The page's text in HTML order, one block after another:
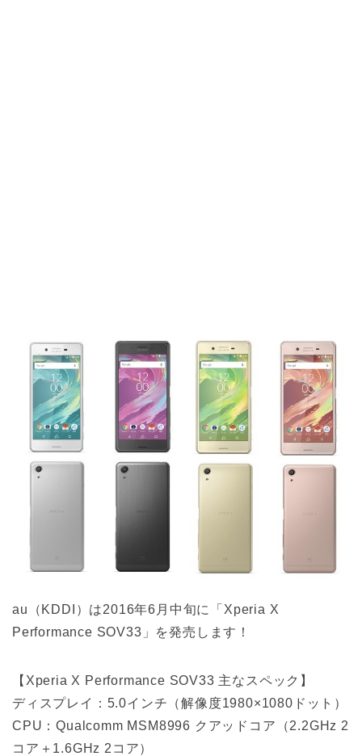
au（KDDI）は2016年6月中旬に「Xperia X
Performance SOV33」を発売します！
【Xperia X Performance SOV33 主なスペック】
ディスプレイ：5.0インチ（解像度1980×1080ドット）
CPU：Qualcomm MSM8996 クアッドコア（2.2GHz 2
コア＋1.6GHz 2コア）